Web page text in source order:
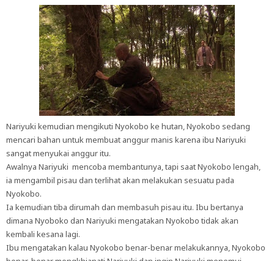
Nariyuki kemudian mengikuti Nyokobo ke hutan, Nyokobo sedang
mencari bahan untuk membuat anggur manis karena ibu Nariyuki
sangat menyukai anggur itu.
Awalnya Nariyuki mencoba membantunya, tapi saat Nyokobo lengah,
ia mengambil pisau dan terlihat akan melakukan sesuatu pada
Nyokobo.
Ia kemudian tiba dirumah dan membasuh pisau itu. Ibu bertanya
dimana Nyoboko dan Nariyuki mengatakan Nyokobo tidak akan
kembali kesana lagi.
Ibu mengatakan kalau Nyokobo benar-benar melakukannya, Nyokobo